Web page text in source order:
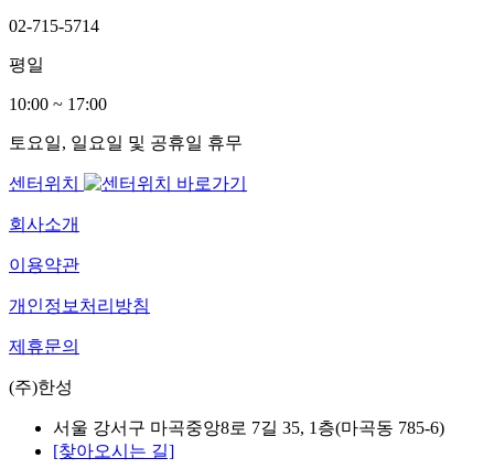
02-715-5714
평일
10:00 ~ 17:00
토요일, 일요일 및 공휴일 휴무
센터위치
회사소개
이용약관
개인정보처리방침
제휴문의
(주)한성
서울 강서구 마곡중앙8로 7길 35, 1층(마곡동 785-6)
[찾아오시는 길]